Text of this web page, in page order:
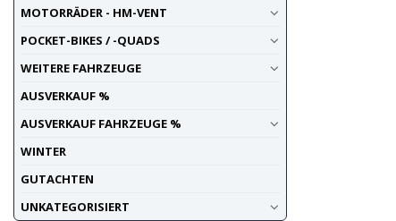
MOTORRÄDER - HM-VENT
POCKET-BIKES / -QUADS
WEITERE FAHRZEUGE
AUSVERKAUF %
AUSVERKAUF FAHRZEUGE %
WINTER
GUTACHTEN
UNKATEGORISIERT